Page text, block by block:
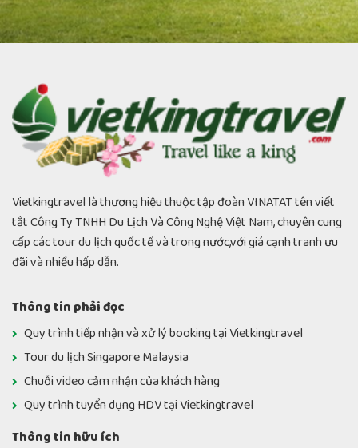
23/01/2019 admin
Vietkingtravel là thương hiệu thuộc tập đoàn VINATAT tên viết
tắt Công Ty TNHH Du Lịch Và Công Nghệ Việt Nam, chuyên cung
cấp các tour du lịch quốc tế và trong nước,với giá cạnh tranh ưu
đãi và nhiều hấp dẫn.
Thông tin phải đọc
Quy trình tiếp nhận và xử lý booking tại Vietkingtravel
Tour du lịch Singapore Malaysia
Chuỗi video cảm nhận của khách hàng
Quy trình tuyển dụng HDV tại Vietkingtravel
Thông tin hữu ích